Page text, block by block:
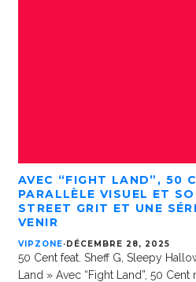
AVEC “FIGHT LAND”, 50
PARALLÈLE VISUEL ET
STREET GRIT ET UNE
VENIR
VIPZONE·DÉCEMBRE 28, 2025
50 Cent feat. Sheff G, Sleepy
Land » Avec “Fight Land”, 50 Cent